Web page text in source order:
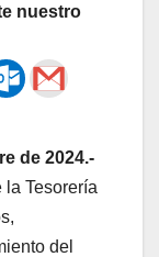
nuestro
de 2024.-
la Tesorería
del